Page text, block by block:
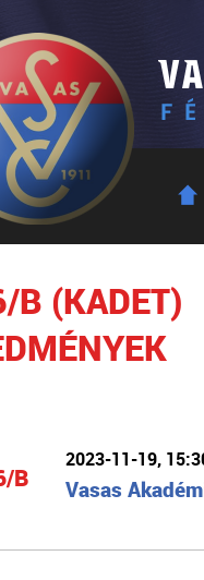
B (KADET)
B
2023-11-19,
Vasas